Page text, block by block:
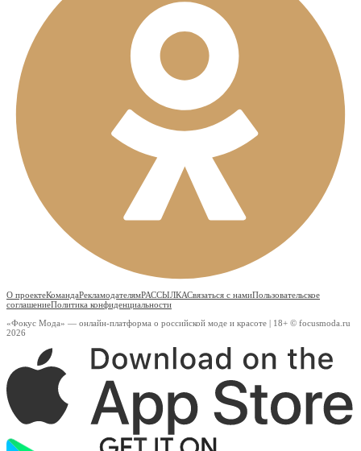
О проектеКомандаРекламодателямРАССЫЛКАСвязаться с намиПользовательское
соглашениеПолитика конфиденциальности
«Фокус Мода» — онлайн-платформа о российской моде и красоте | 18+ © focusmoda.ru
2026